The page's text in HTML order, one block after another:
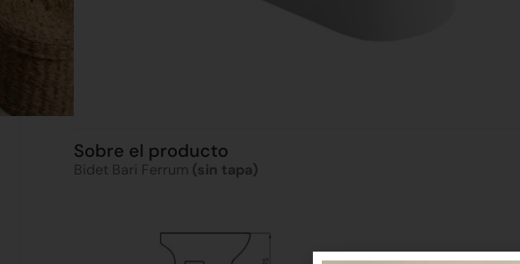
Sobre el producto
Bidet Bari Ferrum (sin tapa)